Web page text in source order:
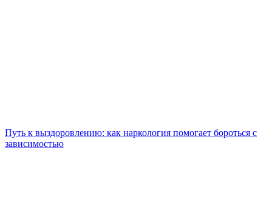
Путь к выздоровлению: как наркология помогает бороться с
зависимостью